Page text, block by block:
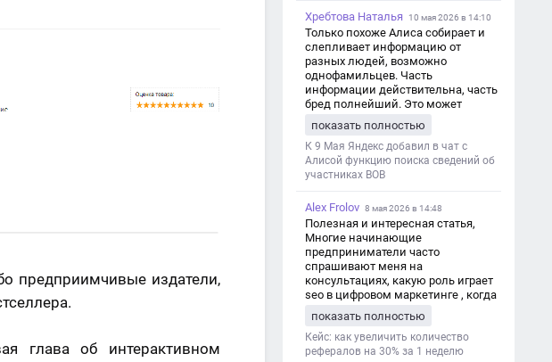
предприимчивые издатели,
глава об интерактивном
Хребтова Наталья 10 мая 2026 в 14:10
Только похоже Алиса собирает и
слепливает информацию от
разных людей, возможно
однофамильцев. Часть
информации действительна, часть
бред полнейший. Это может
дезинформации
показать полностью
К 9 Мая Яндекс добавил в чат с
Алисой функцию поиска сведений об
участниках ВОВ
Alex Frolov 8 мая 2026 в 14:48
Полезная и интересная статья,
Многие начинающие
предприниматели часто
спрашивают меня на
консультациях, какую роль играет
seo в цифровом маркетинге , когда
обсуждаем их проект:
https://aseotop.com/kakuyu-rol-igraet-
seo-v-czifrovom-marketinge/
показать полностью
Кейс: как увеличить количество
рефералов на 30% за 1 неделю